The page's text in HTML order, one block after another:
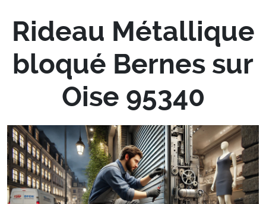
Rideau Métallique
bloqué Bernes sur
Oise 95340